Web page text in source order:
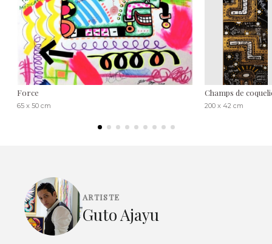
Force
65 x 50 cm
Champs de
200 x 42 cm
ARTISTE
Guto Ajayu